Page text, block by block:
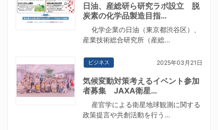
日油、産総研ら研究ラボ設立 脱
炭素の化学品製造目指…
化学企業の日油（東京都渋谷区）、
産業技術総合研究所（産総…
ビジネス 2025年03月21日
気候変動対策考えるイベント参加
者募集 JAXA衛星…
産官学による衛星地球観測に関する
政策提言や共創活動を行う…